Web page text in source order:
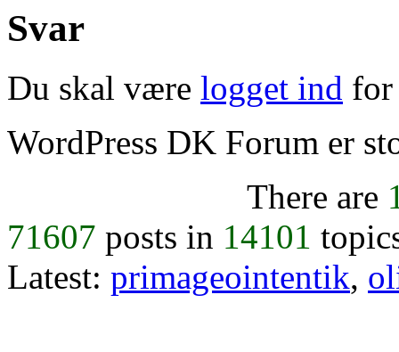
Svar
Du skal være logget ind for
WordPress DK Forum er
There are
71607 posts in 14101
Latest: primageointentik,